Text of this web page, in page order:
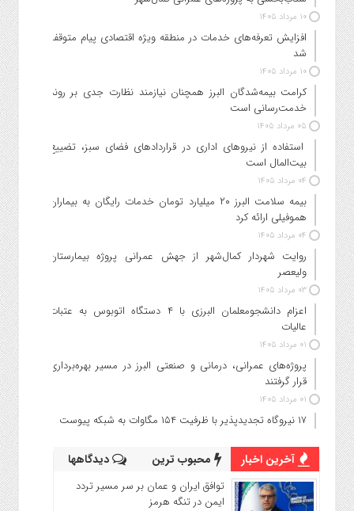
۱۰ مرداد ۱۴۰۵
افزایش تعرفه‌های خدمات در منطقه ویژه اقتصادی پیام متوقف
شد
۱۰ مرداد ۱۴۰۵
کرامت بیمه‌شدگان البرز همچنان نیازمند نظارت جدی بر روند
خدمت‌رسانی است
۰۵ مرداد ۱۴۰۵
استفاده از نیروهای اداری در قراردادهای فضای سبز، تضییع
بیت‌المال است
۰۴ مرداد ۱۴۰۵
بیمه سلامت البرز ۲۰ میلیارد تومان خدمات رایگان به بیماران
هموفیلی ارائه کرد
۰۴ مرداد ۱۴۰۵
روایت شهردار کمال‌شهر از جهش عمرانی پروژه بیمارستان
ولیعصر
۰۳ مرداد ۱۴۰۵
اعزام دانشجو‌معلمان البرزی با ۴ دستگاه اتوبوس به عتبات
عالیات
۰۱ مرداد ۱۴۰۵
پروژه‌های عمرانی، درمانی و صنعتی البرز در مسیر بهره‌برداری
قرار گرفتند
۰۱ مرداد ۱۴۰۵
۱۷ نیروگاه تجدیدپذیر با ظرفیت ۱۵۴ مگاوات به شبکه پیوست
آخرین اخبار محبوب ترین دیدگاهها
توافق ایران و عمان بر سر مسیر تردد
ایمن در تنگه هرمز